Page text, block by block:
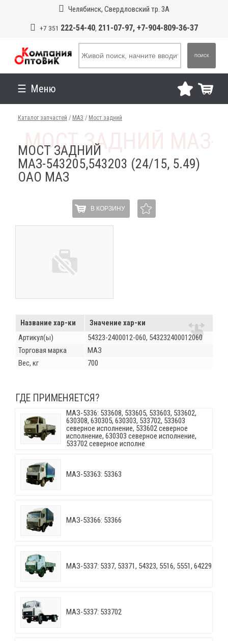
Челябинск, Свердловский тр. 3А
+7 351 222-54-40, 211-07-97, +7-904-809-36-37
ПОИСК
Меню
Каталог запчастей / МАЗ / Мост задний
МОСТ ЗАДНИЙ
МАЗ-543205,543203 (24/15, 5.49)
ОАО МАЗ
В КОРЗИНУ
Название хар-ки
Значение хар-ки
Артикул(ы)
54323-2400012-060, 543232400012060
Торговая марка
МАЗ
Вес, кг
700
ГДЕ ПРИМЕНЯЕТСЯ?
МАЗ-5336: 533608, 533605, 533603, 533602,
630308, 630305, 630303, 533702, 533603
северное исполнение, 533602 северное
исполнение, 630303 северное исполнение,
533702 северное исполне
МАЗ-53363: 53363
МАЗ-53366: 53366
МАЗ-5337: 5337, 53371, 54323, 5516, 5551, 64229
МАЗ-5337: 533702